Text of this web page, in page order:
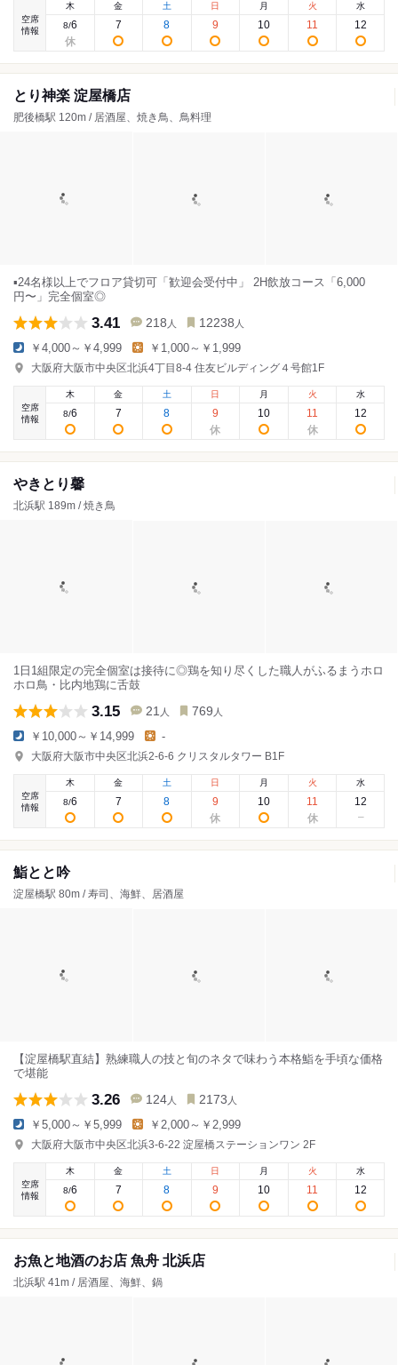
空席
情報
木
8/6
金
7
土
8
日
9
月
10
火
11
水
12
とり神楽 淀屋橋店
肥後橋駅 120m / 居酒屋、焼き鳥、鳥料理
▪️24名様以上でフロア貸切可「歓迎会受付中」 2H飲放コース「6,000
円〜」完全個室◎
3.41 218 人 12238 人
￥4,000～￥4,999 ￥1,000～￥1,999
大阪府大阪市中央区北浜4丁目8-4 住友ビルディング４号館1F
空席
情報
木
8/6
金
7
土
8
日
9
月
10
火
11
水
12
やきとり馨
北浜駅 189m / 焼き鳥
1日1組限定の完全個室は接待に◎鶏を知り尽くした職人がふるまうホロ
ホロ鳥・比内地鶏に舌鼓
3.15 21 人 769 人
￥10,000～￥14,999 -
大阪府大阪市中央区北浜2-6-6 クリスタルタワー B1F
空席
情報
木
8/6
金
7
土
8
日
9
月
10
火
11
水
12
鮨とと吟
淀屋橋駅 80m / 寿司、海鮮、居酒屋
【淀屋橋駅直結】熟練職人の技と旬のネタで味わう本格鮨を手頃な価格
で堪能
3.26 124 人 2173 人
￥5,000～￥5,999 ￥2,000～￥2,999
大阪府大阪市中央区北浜3-6-22 淀屋橋ステーションワン 2F
空席
情報
木
8/6
金
7
土
8
日
9
月
10
火
11
水
12
お魚と地酒のお店 魚舟 北浜店
北浜駅 41m / 居酒屋、海鮮、鍋